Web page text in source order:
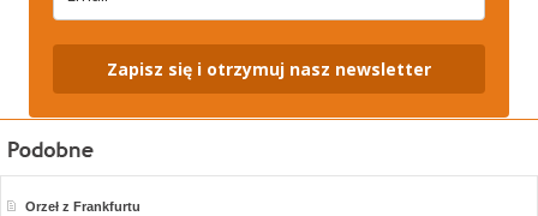
Zapisz się i otrzymuj nasz newsletter
Orzeł z Frankfurtu